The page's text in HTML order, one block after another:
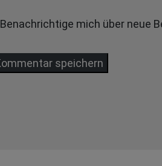
Benachrichtige mich über neue